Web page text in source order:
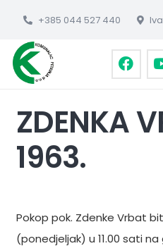
+385 044 527 440
ZDENKA
1963.
Pokop pok. Zdenke Vrbat
(ponedjeljak) u 11.00 sati